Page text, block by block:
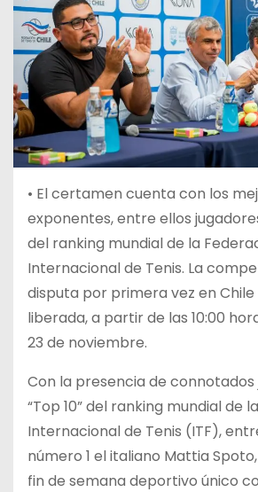
• El certamen cuenta con los
exponentes, entre ellos
del ranking mundial de la
Internacional de Tenis. La
disputa por primera vez en
liberada, a partir de las 10:00
23 de noviembre.
Con la presencia de
“Top 10” del ranking mundial de
Internacional de Tenis (ITF),
número 1 el italiano Mattia
fin de semana deportivo único